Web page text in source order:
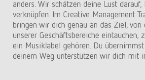
anders. Wir schätzen deine Lust
verknüpfen. Im Creative Management
bringen wir dich genau an das Ziel,
unserer Geschäftsbereiche eintauchen,
ein Musiklabel gehören. Du
deinem Weg unterstützen wir dich mit